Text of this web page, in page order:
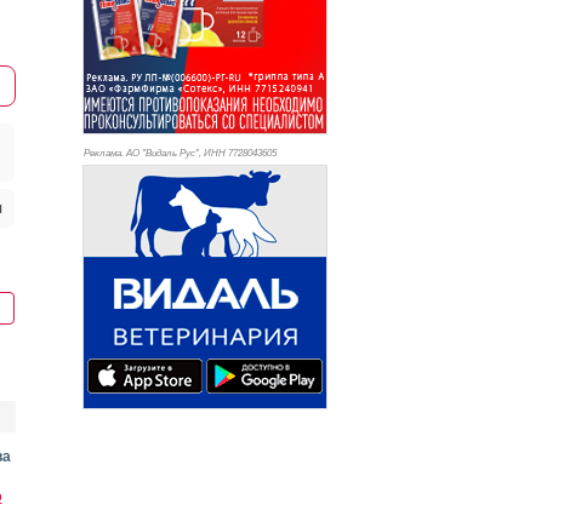
Реклама. АО "Видаль Рус", ИНН 7728043605